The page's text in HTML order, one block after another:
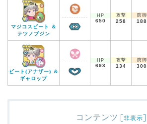
マジコスビート ＆
テツノブジン
HP
650
攻撃
258
防御
188
ビート(アナザー) ＆
ギャロップ
HP
693
攻撃
134
防御
300
コンテンツ [非表示]